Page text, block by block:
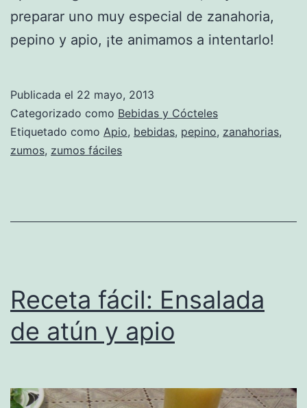
preparar uno muy especial de zanahoria,
pepino y apio, ¡te animamos a intentarlo!
Publicada el 22 mayo, 2013
Categorizado como Bebidas y Cócteles
Etiquetado como Apio, bebidas, pepino, zanahorias,
zumos, zumos fáciles
Receta fácil: Ensalada
de atún y apio